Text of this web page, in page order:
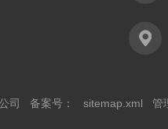
司 备案号： sitemap.xml 管